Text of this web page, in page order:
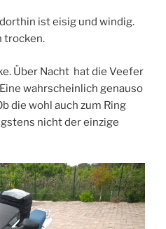
ist eisig und windig.
trocken.
Über Nacht hat die Veefer
wahrscheinlich genauso
die wohl auch zum Ring
nicht der einzige